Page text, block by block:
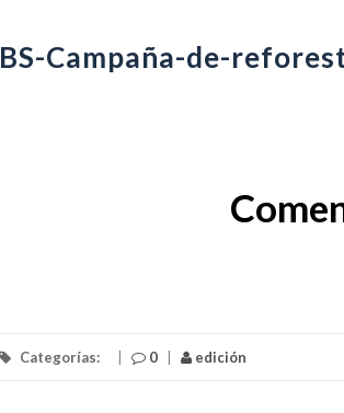
BS-Campaña-de-
Categorías: 0 edición